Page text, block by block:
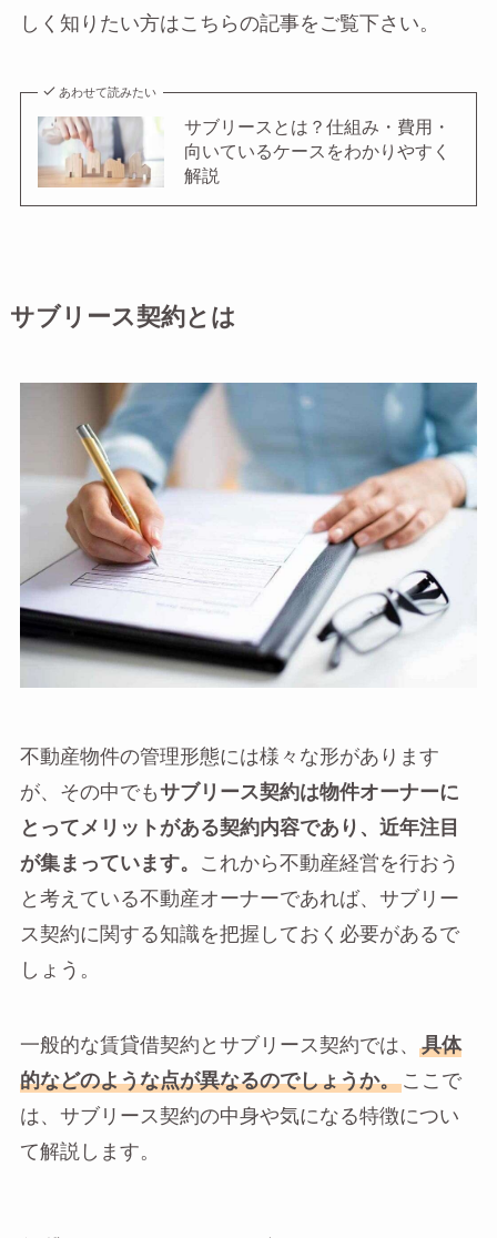
しく知りたい方はこちらの記事をご覧下さい。
あわせて読みたい
サブリースとは？仕組み・費用・
向いているケースをわかりやすく
解説
サブリース契約とは
不動産物件の管理形態には様々な形があります
が、その中でもサブリース契約は物件オーナーに
とってメリットがある契約内容であり、近年注目
が集まっています。
これから不動産経営を行おう
と考えている不動産オーナーであれば、サブリー
ス契約に関する知識を把握しておく必要があるで
しょう。
一般的な賃貸借契約とサブリース契約では、
具体
的などのような点が異なるのでしょうか。ここで
は、サブリース契約の中身や気になる特徴につい
て解説します。